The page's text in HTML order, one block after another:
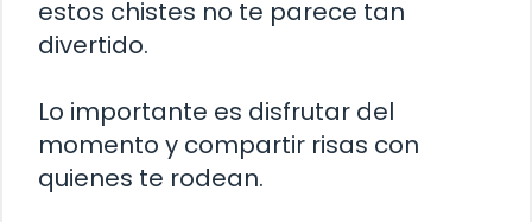
estos chistes no te parece tan
divertido.
Lo importante es disfrutar del
momento y compartir risas con
quienes te rodean.